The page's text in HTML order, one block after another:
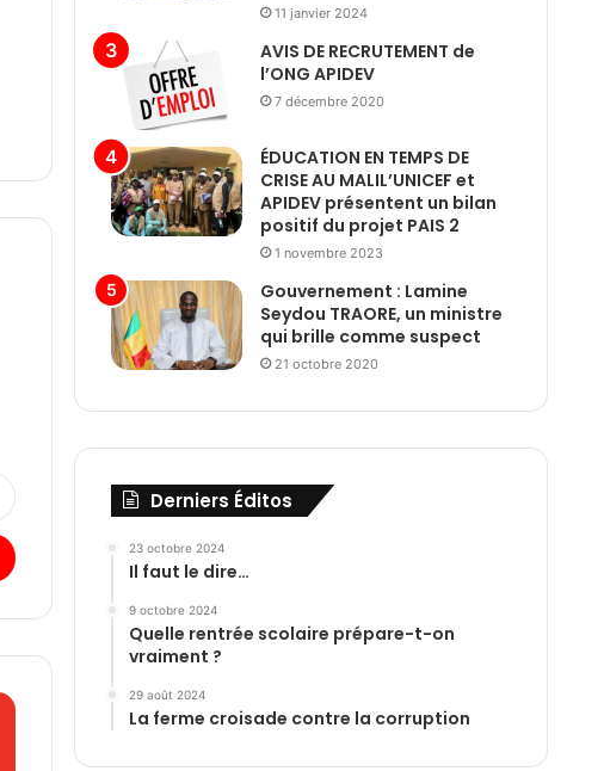
11 janvier 2024
AVIS DE RECRUTEMENT de
l’ONG APIDEV
7 décembre 2020
ÉDUCATION EN TEMPS DE
CRISE AU MALIL’UNICEF et
APIDEV présentent un bilan
positif du projet PAIS 2
1 novembre 2023
Gouvernement : Lamine
Seydou TRAORE, un ministre
qui brille comme suspect
21 octobre 2020
Derniers Éditos
23 octobre 2024
Il faut le dire…
9 octobre 2024
Quelle rentrée scolaire prépare-t-on
vraiment ?
29 août 2024
La ferme croisade contre la corruption